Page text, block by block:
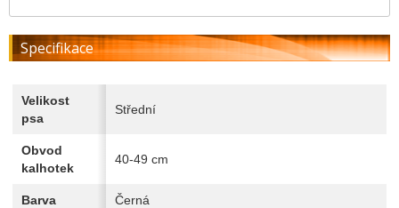
Specifikace
Velikost
psa
Střední
Obvod
kalhotek
40-49 cm
Barva Černá